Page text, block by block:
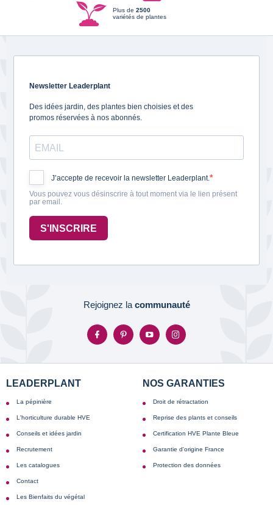
Plus de 2500
variétés de plantes
Newsletter Leaderplant
Des idées jardin, des plantes bien choisies et des
promos réservées à nos abonnés.
J’accepte de recevoir la newsletter Leaderplant.
Vous pouvez vous désinscrire à tout moment via le lien présent
par email.
S'INSCRIRE
Rejoignez la communauté
LEADERPLANT
La pépinière
L'horticulture durable HVE
Conseils et idées jardin
Recrutement
Les catalogues
Contact
Les Bienfaits du végétal
NOS GARANTIES
Droit de rétractation
Reprise des plants et conseils
Certification HVE Plante Bleue
Garantie d'origine France
Protection des données